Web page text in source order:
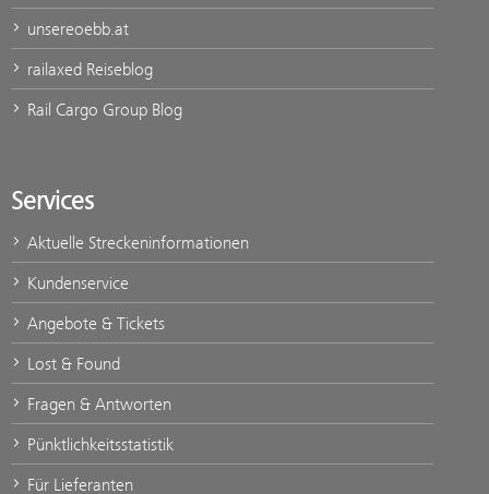
unsereoebb.at
railaxed Reiseblog
Rail Cargo Group Blog
Services
Aktuelle Streckeninformationen
Kundenservice
Angebote & Tickets
Lost & Found
Fragen & Antworten
Pünktlichkeitsstatistik
Für Lieferanten